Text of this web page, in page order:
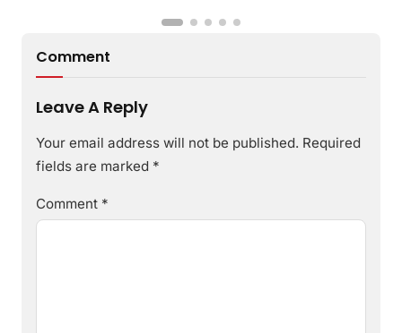
Comment
Leave A Reply
Your email address will not be published. Required
fields are marked *
Comment *